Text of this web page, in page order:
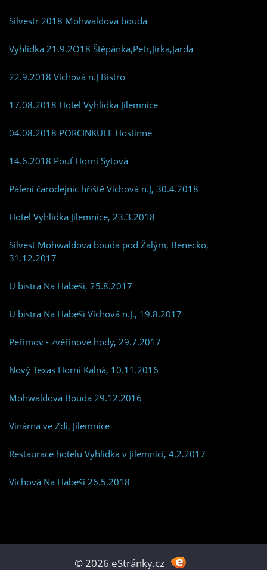
Silvestr 2018 Mohwaldova bouda
Vyhlídka 21.9.2O18 Štěpánka,Petr,Jirka,Jarda
22.9.2018 Víchová n.J Bistro
17.08.2018 Hotel Vyhlídka Jilemnice
04.08.2018 PORCINKULE Hostinné
14.6.2018 Pouť Horní Sytová
Pálení čarodejnic hřiště Víchová n.J, 30.4.2018
Hotel Vyhlídka Jilemnice, 23.3.2018
Silvest Mohwaldova bouda pod Žalým, Benecko,
31.12.2017
U bistra Na Habeši, 25.8.2017
U bistra Na Habeši Víchová n.J., 19.8.2017
Peřimov - zvěřinové hody, 29.7.2017
Nový Texas Horní Kalná, 10.11.2016
Mohwaldova Bouda 29.12.2016
Vinárna ve Zdi, Jilemnice
Restaurace hotelu Vyhlídka v Jilemnici, 4.2.2017
Víchová Na Habeši 26.5.2018
© 2026 eStránky.cz